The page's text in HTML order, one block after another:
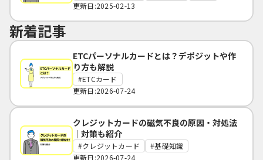
更新日:2025-02-13
新着記事
ETCパーソナルカードとは？デポジットや作
り方も解説
ETCカード
更新日:2026-07-24
クレジットカードの磁気不良の原因・対処法
｜対策も紹介
クレジットカード
基礎知識
更新日:2026-07-24